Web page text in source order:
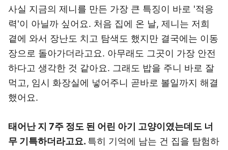
사실 지금의 제니를 만든 가장 큰 특징이 바로 '적응
력'이 아닐까 싶어요. 처음 집에 온 날, 제니는 저희
곁에 와서 장난도 치고 탐색도 했지만 결국에는 이동
장으로 돌아가더라고요. 아무래도 그곳이 가장 안전
하다고 생각한 것 같아요. 그래도 밥을 주니 바로 잘
먹고, 임시 화장실에 넣어주니 곧바로 볼일까지 해결
했어요.
태어난 지 7주 정도 된 어린 아기 고양이였는데도 너
무 기특하더라고요. 특히 기억에 남는 건 집을 탐험하